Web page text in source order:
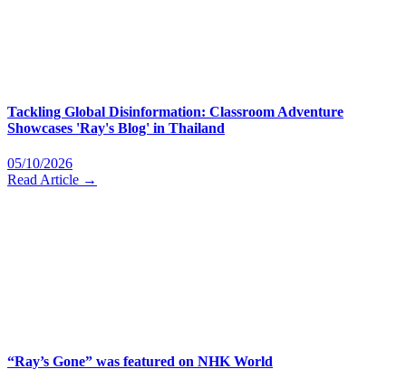
Tackling Global Disinformation: Classroom Adventure
Showcases 'Ray's Blog' in Thailand
05/10/2026
Read Article →
“Ray’s Gone” was featured on NHK World